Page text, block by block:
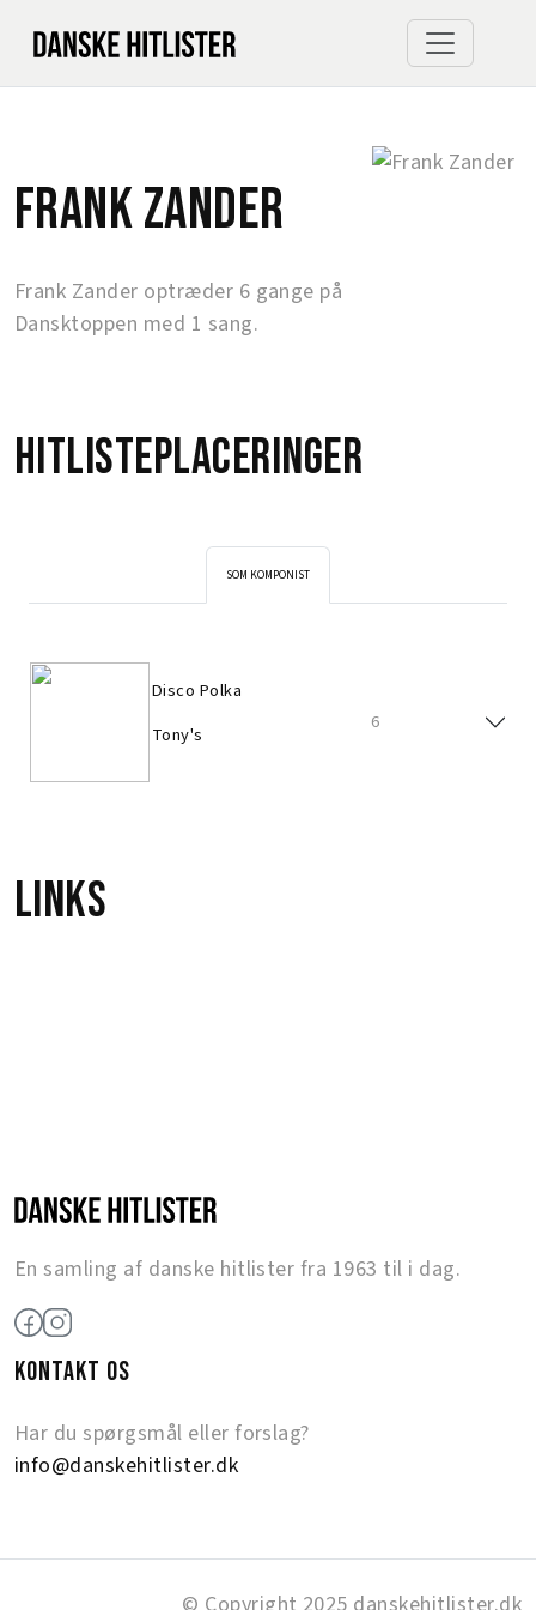
Frank Zander
Frank Zander optræder 6 gange på
Dansktoppen med 1 sang.
Hitlisteplaceringer
SOM KOMPONIST
Disco Polka
Tony's
6
Links
En samling af danske hitlister fra 1963 til i dag.
KONTAKT OS
Har du spørgsmål eller forslag?
info@danskehitlister.dk